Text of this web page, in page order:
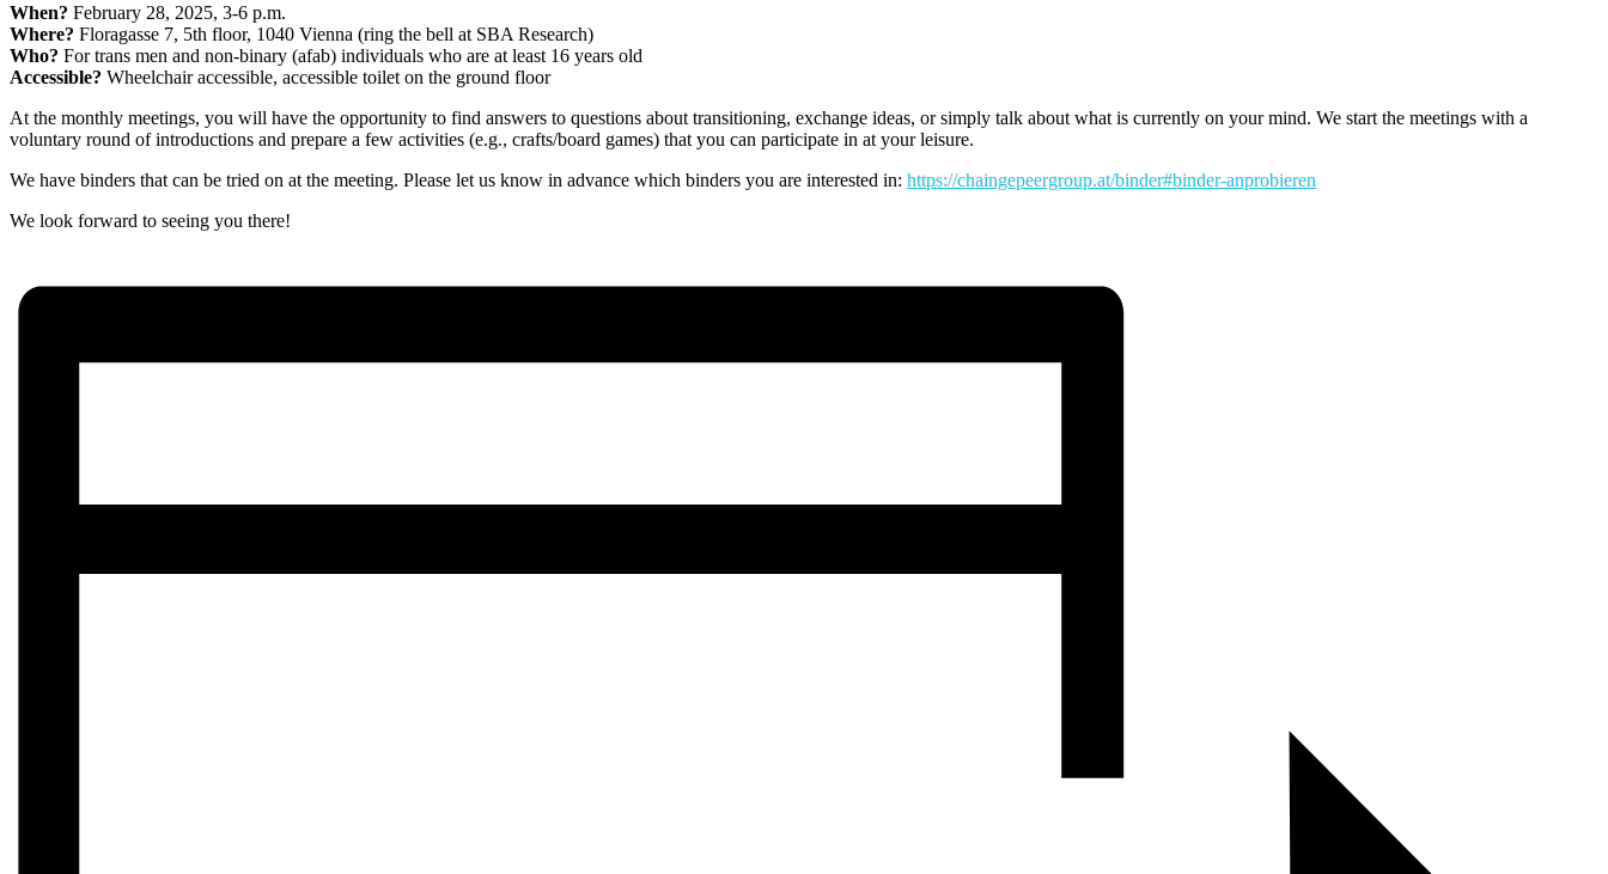
When? February 28, 2025, 3-6 p.m.
Where? Floragasse 7, 5th floor, 1040 Vienna (ring the bell at SBA Research)
Who? For trans men and non-binary (afab) individuals who are at least 16 years old
Accessible? Wheelchair accessible, accessible toilet on the ground floor
At the monthly meetings, you will have the opportunity to find answers to questions about transitioning, exchange ideas, or simply talk about what is currently on your mind. We start the meetings with a
voluntary round of introductions and prepare a few activities (e.g., crafts/board games) that you can participate in at your leisure.
We have binders that can be tried on at the meeting. Please let us know in advance which binders you are interested in: https://chaingepeergroup.at/binder#binder-anprobieren
We look forward to seeing you there!